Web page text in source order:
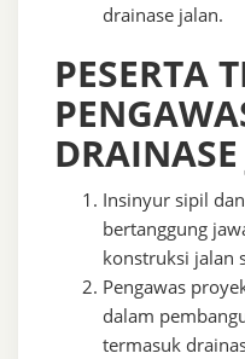
drainase jalan.
PESERTA
Insinyur sipil
bertanggung
konstruksi jalan
Pengawas
dalam
termasuk